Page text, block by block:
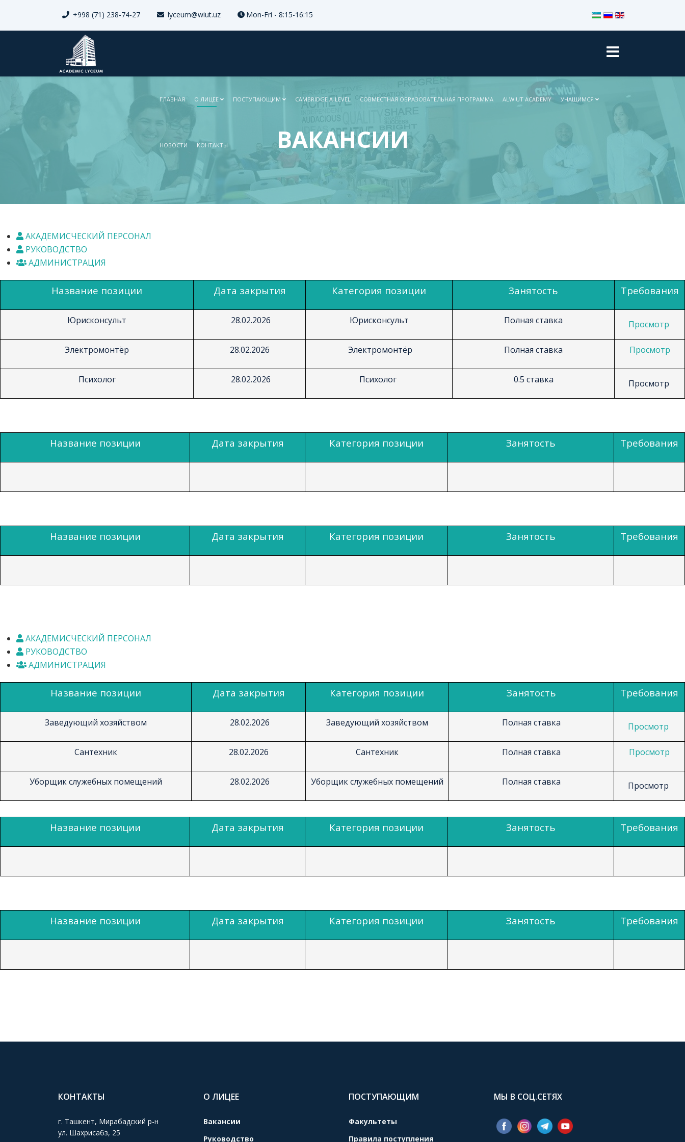
+998 (71) 238-74-27 lyceum@wiut.uz Mon-Fri - 8:15-16:15 Выберите язык
ГЛАВНАЯ О ЛИЦЕЕ ПОСТУПАЮЩИМ CAMBRIDGE A-LEVEL СОВМЕСТНАЯ ОБРАЗОВАТЕЛЬНАЯ ПРОГРАММА ALWIUT ACADEMY УЧАЩИМСЯ
НОВОСТИ КОНТАКТЫ ВАКАНСИИ
АКАДЕМИСЧЕСКИЙ ПЕРСОНАЛ
РУКОВОДСТВО
АДМИНИСТРАЦИЯ
Название позиции Дата закрытия Категория позиции Занятость Требования
Юрисконсульт 28.02.2026 Юрисконсульт Полная ставка Просмотр
Электромонтёр 28.02.2026 Электромонтёр Полная ставка Просмотр
Психолог 28.02.2026 Психолог 0.5 ставка Просмотр
Название позиции Дата закрытия Категория позиции Занятость Требования
Название позиции Дата закрытия Категория позиции Занятость Требования
АКАДЕМИСЧЕСКИЙ ПЕРСОНАЛ
РУКОВОДСТВО
АДМИНИСТРАЦИЯ
Название позиции Дата закрытия Категория позиции Занятость Требования
Заведующий хозяйством 28.02.2026 Заведующий хозяйством Полная ставка Просмотр
Сантехник 28.02.2026 Сантехник Полная ставка Просмотр
Уборщик служебных помещений 28.02.2026 Уборщик служебных помещений Полная ставка Просмотр
Название позиции Дата закрытия Категория позиции Занятость Требования
Название позиции Дата закрытия Категория позиции Занятость Требования
КОНТАКТЫ
г. Ташкент, Мирабадский р-н
ул. Шахрисабз, 25
О ЛИЦЕЕ
Вакансии
Руководство
ПОСТУПАЮЩИМ
Факультеты
Правила поступления
МЫ В СОЦ.СЕТЯХ